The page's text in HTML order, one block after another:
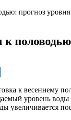
к весеннему
уровень воды
увеличивается